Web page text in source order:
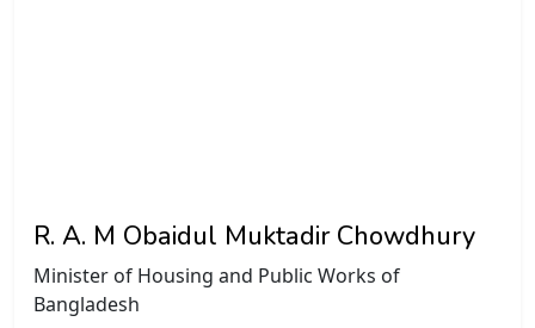
R. A. M Obaidul Muktadir Chowdhury
Minister of Housing and Public Works of
Bangladesh